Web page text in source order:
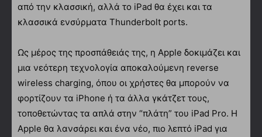
από την κλασσική, αλλά το iPad θα έχει και τα
κλασσικά ενσύρματα Τhunderbolt ports.
Ως μέρος της προσπάθειάς της, η Apple δοκιμάζει και
μια νεότερη τεχνολογία αποκαλούμενη reverse
wireless charging, όπου οι χρήστες θα μπορούν να
φορτίζουν τα iPhone ή τα άλλα γκάτζετ τους,
τοποθετώντας τα απλά στην “πλάτη” του iPad Pro. Η
Apple θα λανσάρει και ένα νέο, πιο λεπτό iPad για